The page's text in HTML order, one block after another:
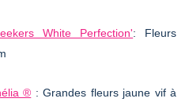
White Perfection': Fleurs
® : Grandes fleurs jaune vif à